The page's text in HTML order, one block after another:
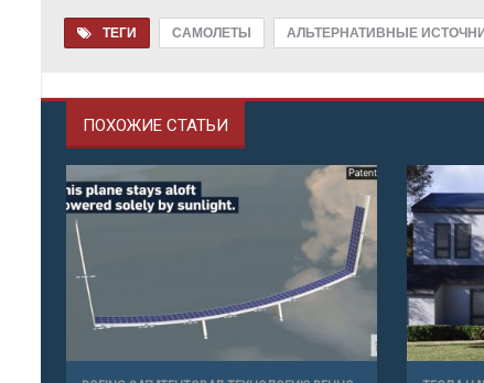
ТЕГИ САМОЛЕТЫ АЛЬТЕРНАТИВНЫЕ
ПОХОЖИЕ СТАТЬИ